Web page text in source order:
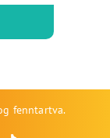
fenntartva.